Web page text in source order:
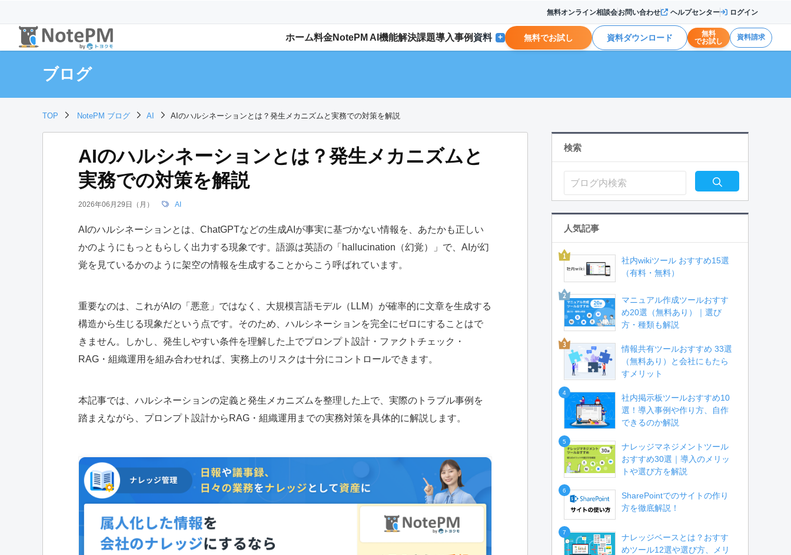
無料オンライン相談会お問い合わせ ヘルプセンター ログイン
ホーム料金NotePM AI 機能解決課題導入事例 資料 + 無料でお試し 資料ダウンロード
無料
でお試し
資料請求
ブログ
TOP NotePM ブログ AI AIのハルシネーションとは？発生メカニズムと実務での対策を解説
AIのハルシネーションとは？発生メカニズムと
実務での対策を解説
2026年06月29日（月） AI
AIのハルシネーションとは、ChatGPTなどの生成AIが事実に基づかない情報を、あたかも正しい
かのようにもっともらしく出力する現象です。語源は英語の「hallucination（幻覚）」で、AIが幻
覚を見ているかのように架空の情報を生成することからこう呼ばれています。
重要なのは、これがAIの「悪意」ではなく、大規模言語モデル（LLM）が確率的に文章を生成する
構造から生じる現象だという点です。そのため、ハルシネーションを完全にゼロにすることはで
きません。しかし、発生しやすい条件を理解した上でプロンプト設計・ファクトチェック・
RAG・組織運用を組み合わせれば、実務上のリスクは十分にコントロールできます。
本記事では、ハルシネーションの定義と発生メカニズムを整理した上で、実際のトラブル事例を
踏まえながら、プロンプト設計からRAG・組織運用までの実務対策を具体的に解説します。
検索
人気記事
社内wikiツール おすすめ15選
（有料・無料）
マニュアル作成ツールおすす
め20選（無料あり）｜選び
方・種類も解説
情報共有ツールおすすめ 33選
（無料あり）と会社にもたら
すメリット
4
社内掲示板ツールおすすめ10
選！導入事例や作り方、自作
できるのか解説
5
ナレッジマネジメントツール
おすすめ30選｜導入のメリッ
トや選び方を解説
6
SharePointでのサイトの作り
方を徹底解説！
7
ナレッジベースとは？おすす
めツール12選や選び方、メリ